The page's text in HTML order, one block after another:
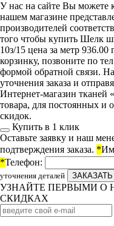
У нас на сайте Вы можете
нашем магазине
производителей
того чтобы купить Шелк
10з/15 цена за метр 936.00
корзинку, позвоните по
формой обратной связи.
уточнения заказа и
Интернет-магазин тканей
товара, для постоянных и
скидок.
Купить в 1 клик
Оставьте заявку и наш
подтверждения заказа. *
*Телефон:
уточнения деталей
УЗНАЙТЕ ПЕРВЫМИ О
СКИДКАХ